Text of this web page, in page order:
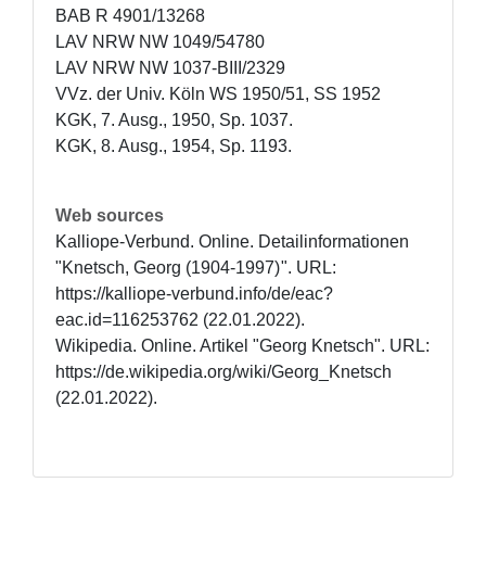
BAB R 4901/13268
LAV NRW NW 1049/54780
LAV NRW NW 1037-BIII/2329
VVz. der Univ. Köln WS 1950/51, SS 1952
KGK, 7. Ausg., 1950, Sp. 1037.
KGK, 8. Ausg., 1954, Sp. 1193.
Web sources
Kalliope-Verbund. Online. Detailinformationen
"Knetsch, Georg (1904-1997) ". URL:
https://kalliope-verbund.info/de/eac?
eac.id=116253762 (22.01.2022).
Wikipedia. Online. Artikel "Georg Knetsch". URL:
https://de.wikipedia.org/wiki/Georg_Knetsch
(22.01.2022).